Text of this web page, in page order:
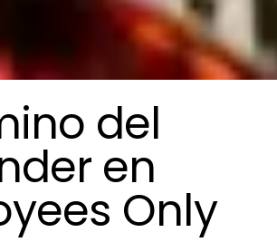
del
en
Only